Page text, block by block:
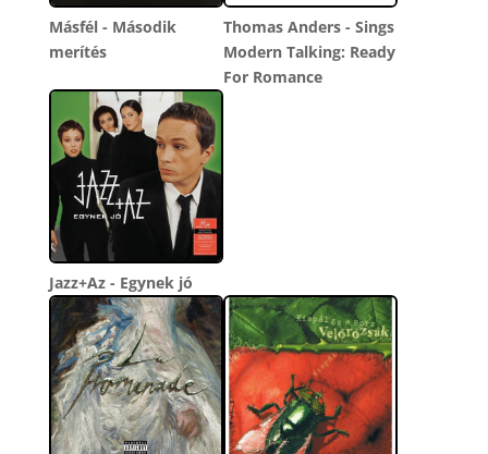
Másfél - Második
merítés
Thomas Anders - Sings
Modern Talking: Ready
For Romance
Jazz+Az - Egynek jó